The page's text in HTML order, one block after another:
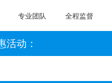
专业团队 全程监督
活动：